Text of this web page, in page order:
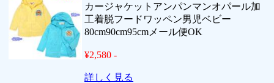
カージャケットアンパンマンオパール加
工着脱フードワッペン男児ベビー
80cm90cm95cmメール便OK
¥2,580 -
詳しく見る